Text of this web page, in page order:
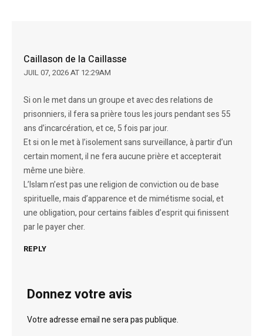
Caillason de la Caillasse
JUIL 07, 2026 AT 12:29AM
Si on le met dans un groupe et avec des relations de
prisonniers, il fera sa prière tous les jours pendant ses 55
ans d’incarcération, et ce, 5 fois par jour.
Et si on le met à l’isolement sans surveillance, à partir d’un
certain moment, il ne fera aucune prière et accepterait
même une bière.
L’Islam n’est pas une religion de conviction ou de base
spirituelle, mais d’apparence et de mimétisme social, et
une obligation, pour certains faibles d’esprit qui finissent
par le payer cher.
REPLY
Donnez votre avis
Votre adresse email ne sera pas publique.